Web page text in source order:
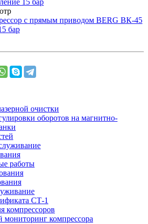
с прямым приводом BERG ВК-45
бар
очистки
оборотов на магнитно-
работы
СТ-1
компрессоров
компрессора